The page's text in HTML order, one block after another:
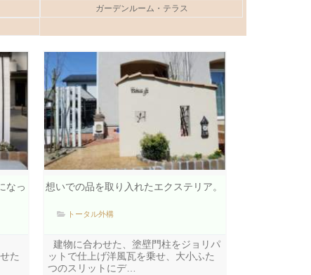
ガーデンルーム・テラス
なっ
た
想いでの品を取り入れたエクステリア。
トータル外構
建物に合わせた、塗壁門柱をジョリパ
ットで仕上げ洋風瓦を乗せ、大小ふた
つのスリットにデ…